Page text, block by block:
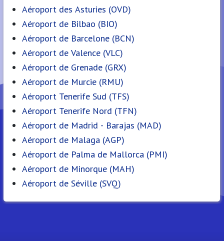
Aéroport des Asturies (OVD)
Aéroport de Bilbao (BIO)
Aéroport de Barcelone (BCN)
Aéroport de Valence (VLC)
Aéroport de Grenade (GRX)
Aéroport de Murcie (RMU)
Aéroport Tenerife Sud (TFS)
Aéroport Tenerife Nord (TFN)
Aéroport de Madrid - Barajas (MAD)
Aéroport de Malaga (AGP)
Aéroport de Palma de Mallorca (PMI)
Aéroport de Minorque (MAH)
Aéroport de Séville (SVQ)